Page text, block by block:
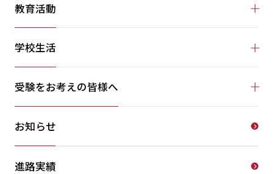
教育活動
学校生活
受験をお考えの皆様へ
お知らせ
進路実績